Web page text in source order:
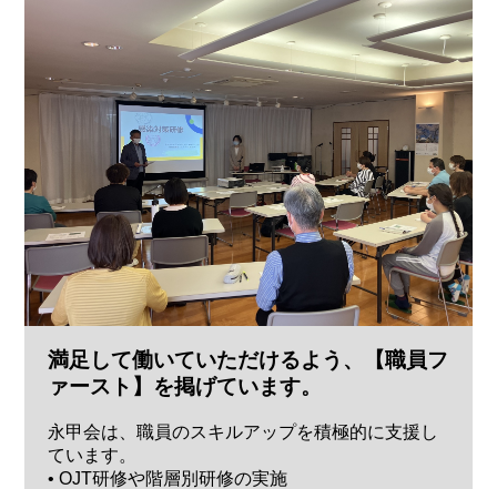
満足して働いていただけるよう、【職員フ
ァースト】を掲げています。
永甲会は、職員のスキルアップを積極的に支援し
ています。
• OJT研修や階層別研修の実施